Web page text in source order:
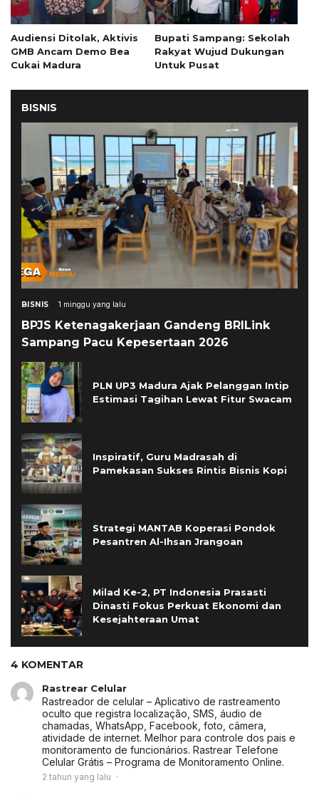
Audiensi Ditolak, Aktivis
GMB Ancam Demo Bea
Cukai Madura
Bupati Sampang: Sekolah
Rakyat Wujud Dukungan
Untuk Pusat
BISNIS
BISNIS 1 minggu yang lalu
BPJS Ketenagakerjaan Gandeng BRILink
Sampang Pacu Kepesertaan 2026
PLN UP3 Madura Ajak Pelanggan Intip
Estimasi Tagihan Lewat Fitur Swacam
Inspiratif, Guru Madrasah di
Pamekasan Sukses Rintis Bisnis Kopi
Strategi MANTAB Koperasi Pondok
Pesantren Al-Ihsan Jrangoan
Milad Ke-2, PT Indonesia Prasasti
Dinasti Fokus Perkuat Ekonomi dan
Kesejahteraan Umat
4 KOMENTAR
Rastrear Celular
Rastreador de celular – Aplicativo de rastreamento
oculto que registra localização, SMS, áudio de
chamadas, WhatsApp, Facebook, foto, câmera,
atividade de internet. Melhor para controle dos pais e
monitoramento de funcionários. Rastrear Telefone
Celular Grátis – Programa de Monitoramento Online.
2 tahun yang lalu